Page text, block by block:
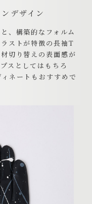
デザイン
、構築的なフォルム
ストが特徴の長袖T
切り替えの表面感が
スとしてはもちろ
ネートもおすすめで